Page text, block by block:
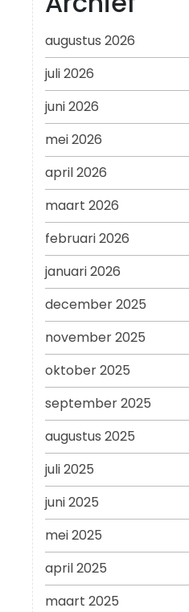
augustus 2026
juli 2026
juni 2026
mei 2026
april 2026
maart 2026
februari 2026
januari 2026
december 2025
november 2025
oktober 2025
september 2025
augustus 2025
juli 2025
juni 2025
mei 2025
april 2025
maart 2025